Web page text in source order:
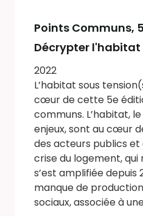
Points Communs,
Décrypter
2022
L’habitat sous
cœur de cette 5e
communs. L’habitat,
enjeux, sont au cœur
des acteurs publics et
crise du logement, qui
s’est amplifiée depuis
manque de
sociaux, associée à